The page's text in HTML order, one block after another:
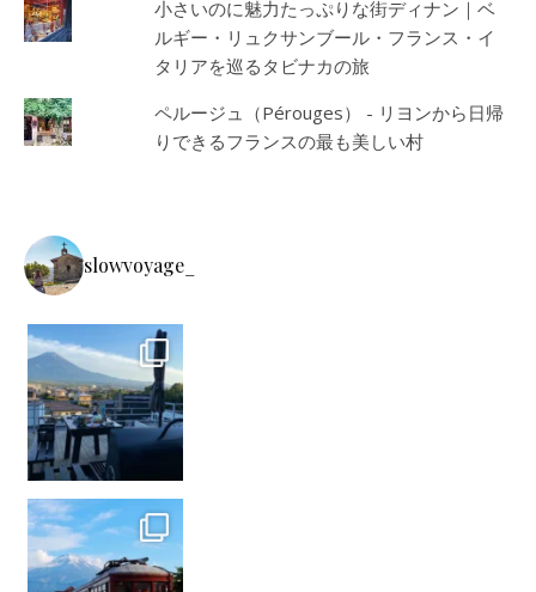
小さいのに魅力たっぷりな街ディナン｜ベ
ルギー・リュクサンブール・フランス・イ
タリアを巡るタビナカの旅
ペルージュ（Pérouges） - リヨンから日帰
りできるフランスの最も美しい村
slowvoyage_